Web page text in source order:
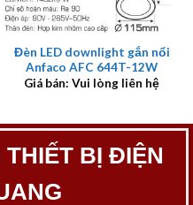
Đèn LED downlight gắn nổi
Anfaco AFC 644T-12W
Giá bán: Vui lòng liên hệ
THIẾT BỊ ĐIỆN